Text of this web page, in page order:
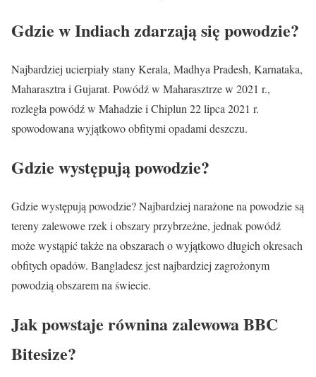
Gdzie w Indiach zdarzają się powodzie?
Najbardziej ucierpiały stany Kerala, Madhya Pradesh, Karnataka,
Maharasztra i Gujarat. Powódź w Maharasztrze w 2021 r.,
rozległa powódź w Mahadzie i Chiplun 22 lipca 2021 r.
spowodowana wyjątkowo obfitymi opadami deszczu.
Gdzie występują powodzie?
Gdzie występują powodzie? Najbardziej narażone na powodzie są
tereny zalewowe rzek i obszary przybrzeżne, jednak powódź
może wystąpić także na obszarach o wyjątkowo długich okresach
obfitych opadów. Bangladesz jest najbardziej zagrożonym
powodzią obszarem na świecie.
Jak powstaje równina zalewowa BBC
Bitesize?